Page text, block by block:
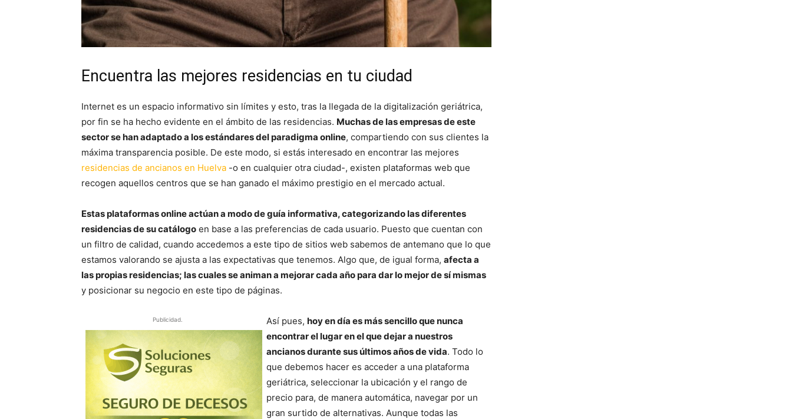
Encuentra las mejores residencias en tu ciudad
Internet es un espacio informativo sin límites y esto, tras la llegada de la digitalización geriátrica,
por fin se ha hecho evidente en el ámbito de las residencias. Muchas de las empresas de este
sector se han adaptado a los estándares del paradigma online, compartiendo con sus clientes la
máxima transparencia posible. De este modo, si estás interesado en encontrar las mejores
residencias de ancianos en Huelva -o en cualquier otra ciudad-, existen plataformas web que
recogen aquellos centros que se han ganado el máximo prestigio en el mercado actual.
Estas plataformas online actúan a modo de guía informativa, categorizando las diferentes
residencias de su catálogo en base a las preferencias de cada usuario. Puesto que cuentan con
un filtro de calidad, cuando accedemos a este tipo de sitios web sabemos de antemano que lo que
estamos valorando se ajusta a las expectativas que tenemos. Algo que, de igual forma, afecta a
las propias residencias; las cuales se animan a mejorar cada año para dar lo mejor de sí mismas
y posicionar su negocio en este tipo de páginas.
Publicidad. Así pues, hoy en día es más sencillo que nunca
encontrar el lugar en el que dejar a nuestros
ancianos durante sus últimos años de vida. Todo lo
que debemos hacer es acceder a una plataforma
geriátrica, seleccionar la ubicación y el rango de
precio para, de manera automática, navegar por un
gran surtido de alternativas. Aunque todas las